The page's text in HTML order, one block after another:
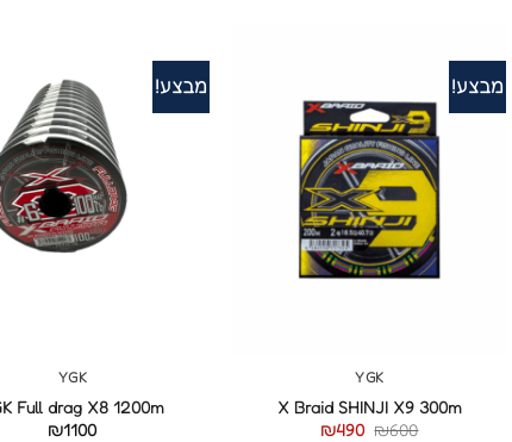
מבצע!
YGK
X Braid SHINJI X9 300m
₪600
המחיר
₪490
המחיר
מבצע!
YGK
Full drag X8 1200m
₪1100